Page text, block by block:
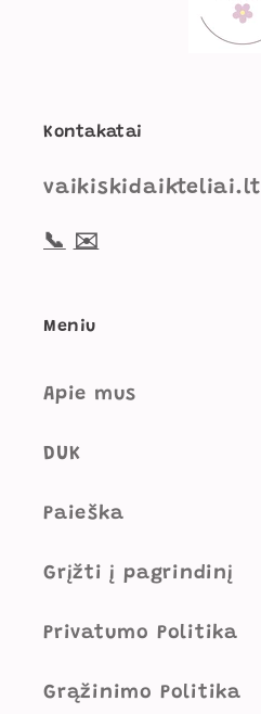
Kontakatai
vaikiskidaikteliai.lt
📞 ✉️
Meniu
Apie mus
DUK
Paieška
Grįžti į pagrindinį
Privatumo Politika
Grąžinimo Politika